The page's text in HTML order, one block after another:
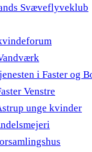
Svæveflyveklub
i Faster og
Venstre
unge kvinder